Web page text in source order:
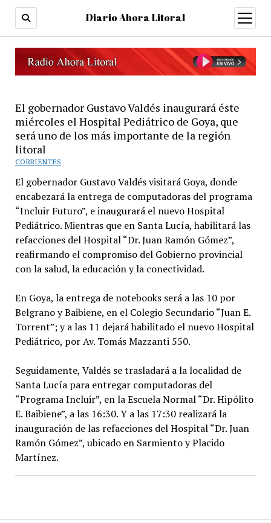
Diario Ahora Litoral
open
menu
El gobernador Gustavo Valdés inaugurará éste
miércoles el Hospital Pediátrico de Goya, que
será uno de los más importante de la región
litoral
CORRIENTES
El gobernador Gustavo Valdés visitará Goya, donde
encabezará la entrega de computadoras del programa
“Incluir Futuro”, e inaugurará el nuevo Hospital
Pediátrico. Mientras que en Santa Lucía, habilitará las
refacciones del Hospital “Dr. Juan Ramón Gómez”,
reafirmando el compromiso del Gobierno provincial
con la salud, la educación y la conectividad.
En Goya, la entrega de notebooks será a las 10 por
Belgrano y Baibiene, en el Colegio Secundario “Juan E.
Torrent”; y a las 11 dejará habilitado el nuevo Hospital
Pediátrico, por Av. Tomás Mazzanti 550.
Seguidamente, Valdés se trasladará a la localidad de
Santa Lucía para entregar computadoras del
“Programa Incluir”, en la Escuela Normal “Dr. Hipólito
E. Baibiene”, a las 16:30. Y a las 17:30 realizará la
inauguración de las refacciones del Hospital “Dr. Juan
Ramón Gómez”, ubicado en Sarmiento y Placido
Martínez.